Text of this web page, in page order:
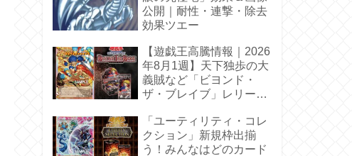
公開｜耐性・連撃・除去
効果ツエー
【遊戯王高騰情報｜2026
年8月1週】天下独歩の大
義賊など「ビヨンド・
ザ・ブレイブ」レリーフ
「ユーティリティ・コレ
クション」新規枠出揃
う！みんなはどのカード